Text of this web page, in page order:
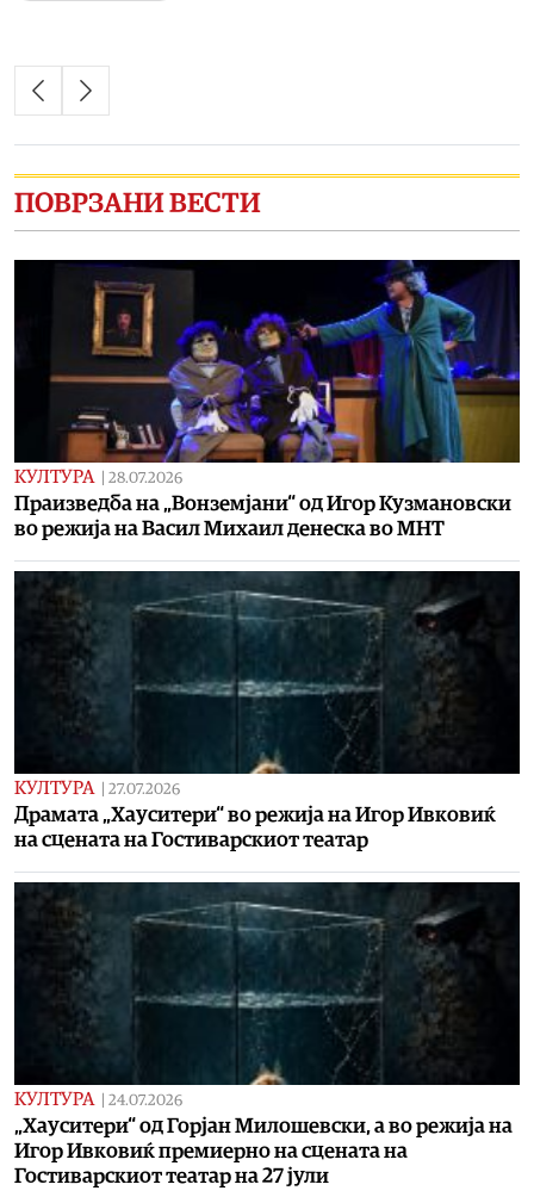
ПОВРЗАНИ ВЕСТИ
КУЛТУРА | 28.07.2026
Праизведба на „Вонземјани“ од Игор Кузмановски
во режија на Васил Михаил денеска во МНТ
КУЛТУРА | 27.07.2026
Драмата „Хауситери“ во режија на Игор Ивковиќ
на сцената на Гостиварскиот театар
КУЛТУРА | 24.07.2026
„Хауситери“ од Горјан Милошевски, а во режија на
Игор Ивковиќ премиерно на сцената на
Гостиварскиот театар на 27 јули